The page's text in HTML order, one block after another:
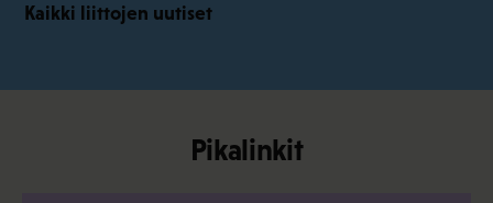
Kaikki liittojen uutiset
Pikalinkit